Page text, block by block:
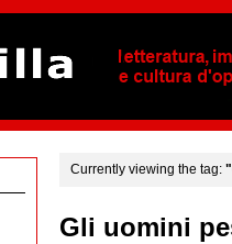
Currently viewing the tag:
Gli uomini